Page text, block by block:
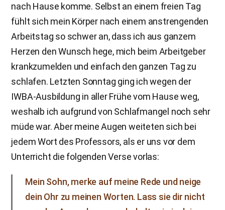
nach Hause komme. Selbst an einem freien Tag
fühlt sich mein Körper nach einem anstrengenden
Arbeitstag so schwer an, dass ich aus ganzem
Herzen den Wunsch hege, mich beim Arbeitgeber
krankzumelden und einfach den ganzen Tag zu
schlafen. Letzten Sonntag ging ich wegen der
IWBA-Ausbildung in aller Frühe vom Hause weg,
weshalb ich aufgrund von Schlafmangel noch sehr
müde war. Aber meine Augen weiteten sich bei
jedem Wort des Professors, als er uns vor dem
Unterricht die folgenden Verse vorlas:
Mein Sohn, merke auf meine Rede und neige
dein Ohr zu meinen Worten. Lass sie dir nicht